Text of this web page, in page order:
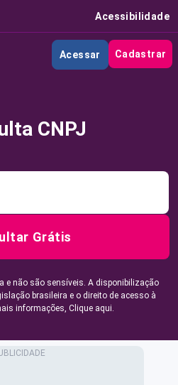
Acessibilidade
Acessar Cadastrar
CNPJ
Grátis
e não são sensíveis. A disponibilização
brasileira e o direito de acesso à
informações, Clique aqui.